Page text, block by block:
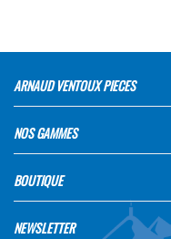
ARNAUD VENTOUX PIECES
NOS GAMMES
BOUTIQUE
NEWSLETTER